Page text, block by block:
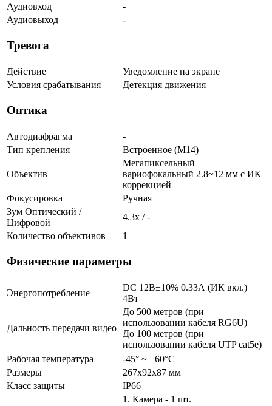
Аудиовход
-
Аудиовыход
-
Тревога
Действие
Уведомление на экране
Условия срабатывания
Детекция движения
Оптика
Автодиафрагма
-
Тип крепления
Встроенное (М14)
Объектив
Мегапиксельный
вариофокальный 2.8~12 мм c ИК
коррекцией
Фокусировка
Ручная
Зум Оптический /
Цифровой
4.3х / -
Количество объективов
1
Физические параметры
Энергопотребление
DC 12В±10% 0.33А (ИК вкл.)
4Вт
Дальность передачи видео
До 500 метров (при
использовании кабеля RG6U)
До 100 метров (при
использовании кабеля UTP cat5e)
Рабочая температура
-45° ~ +60°С
Размеры
267x92x87 мм
Класс защиты
IP66
1. Камера - 1 шт.